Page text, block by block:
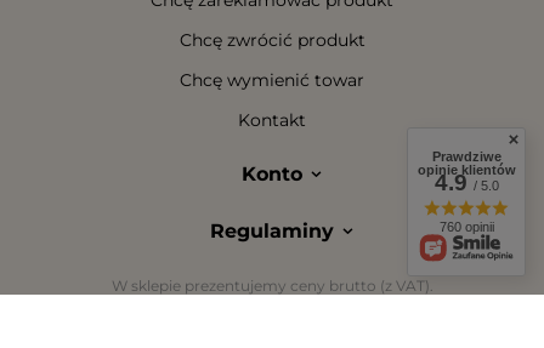
Chcę zwrócić produkt
Chcę wymienić towar
Kontakt
Konto
Regulaminy
W sklepie prezentujemy ceny brutto (z VAT).
Prawdziwe
opinie klientów
4.9/ 5.0
760 opinii